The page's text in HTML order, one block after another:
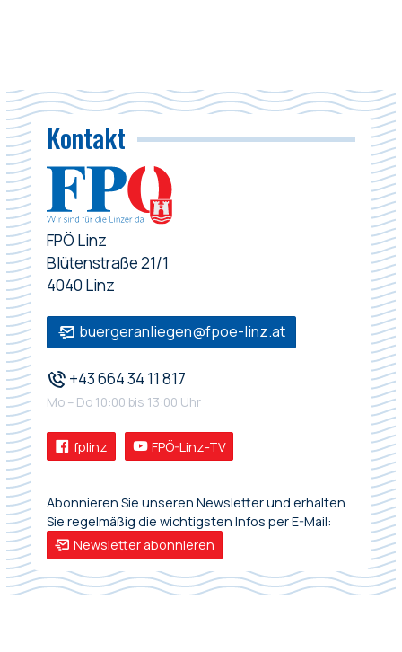
Kontakt
FPÖ Linz
Blütenstraße 21/1
4040 Linz
buergeranliegen@fpoe-linz.at
+43 664 34 11 817
Mo – Do 10:00 bis 13:00 Uhr
fplinz FPÖ-Linz-TV
Abonnieren Sie unseren Newsletter und erhalten
Sie regelmäßig die wichtigsten Infos per E-Mail:
Newsletter abonnieren